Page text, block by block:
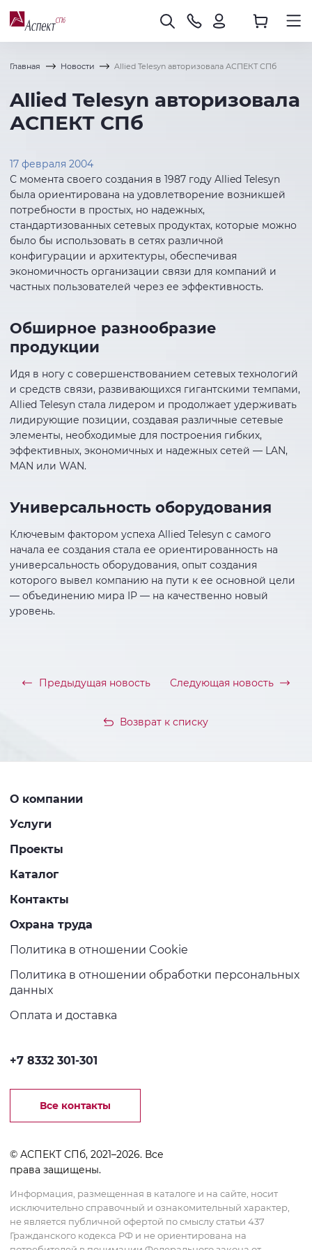
Главная Новости Allied Telesyn авторизовала АСПЕКТ СПб
Allied Telesyn авторизовала
АСПЕКТ СПб
17 февраля 2004
С момента своего создания в 1987 году Allied Telesyn
была ориентирована на удовлетворение возникшей
потребности в простых, но надежных,
стандартизованных сетевых продуктах, которые можно
было бы использовать в сетях различной
конфигурации и архитектуры, обеспечивая
экономичность организации связи для компаний и
частных пользователей через ее эффективность.
Обширное разнообразие
продукции
Идя в ногу с совершенствованием сетевых технологий
и средств связи, развивающихся гигантскими темпами,
Allied Telesyn стала лидером и продолжает удерживать
лидирующие позиции, создавая различные сетевые
элементы, необходимые для построения гибких,
эффективных, экономичных и надежных сетей — LAN,
MAN или WAN.
Универсальность оборудования
Ключевым фактором успеха Allied Telesyn с самого
начала ее создания стала ее ориентированность на
универсальность оборудования, опыт создания
которого вывел компанию на пути к ее основной цели
— объединению мира IP — на качественно новый
уровень.
Предыдущая новость
Возврат к списку
Следующая новость
О компании
Услуги
Проекты
Каталог
Контакты
Охрана труда
Политика в отношении Cookie
Политика в отношении обработки персональных
данных
Оплата и доставка
+7 8332 301-301
Все контакты
© АСПЕКТ СПб, 2021–2026. Все
права защищены.
Информация, размещенная в каталоге и на сайте, носит
исключительно справочный и ознакомительный характер,
не является публичной офертой по смыслу статьи 437
Гражданского кодекса РФ и не ориентирована на